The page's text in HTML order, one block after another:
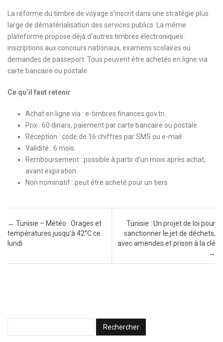
La réforme du timbre de voyage s’inscrit dans une stratégie plus
large de dématérialisation des services publics. La même
plateforme propose déjà d’autres timbres électroniques :
inscriptions aux concours nationaux, examens scolaires ou
demandes de passeport. Tous peuvent être achetés en ligne via
carte bancaire ou postale.
Ce qu’il faut retenir
Achat en ligne via : e-timbres.finances.gov.tn
Prix : 60 dinars, paiement par carte bancaire ou postale
Réception : code de 16 chiffres par SMS ou e-mail
Validité : 6 mois
Remboursement : possible à partir d’un mois après achat,
avant expiration
Non nominatif : peut être acheté pour un tiers
Post navigation
← Tunisie – Météo : Orages et
températures jusqu’à 42°C ce
lundi
Tunisie : Un projet de loi pour
sanctionner le jet de déchets,
avec amendes et prison à la clé
→